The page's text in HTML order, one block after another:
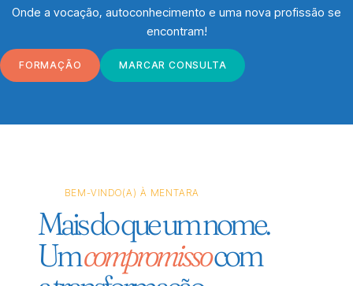
Onde a vocação, autoconhecimento e uma nova profissão se
encontram!
FORMAÇÃO MARCAR CONSULTA
BEM-VINDO(A) À MENTARA
Mais do que um nome.
Umcompromissocom